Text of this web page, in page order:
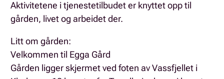
Aktivitetene i tjenestetilbudet er knyttet opp til
gården, livet og arbeidet der.
Litt om gården:
Velkommen til Egga Gård
Gården ligger skjermet ved foten av Vassfjellet i